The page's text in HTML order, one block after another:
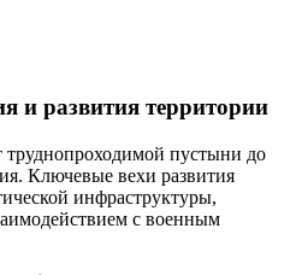
и развития территории
пустыни до
Ключевые вехи развития
инфраструктуры,
с военным